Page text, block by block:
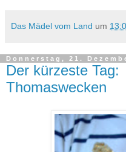
Das Mädel vom Land um
Donnerstag, 21.
Der kürzeste Tag:
Thomaswecken